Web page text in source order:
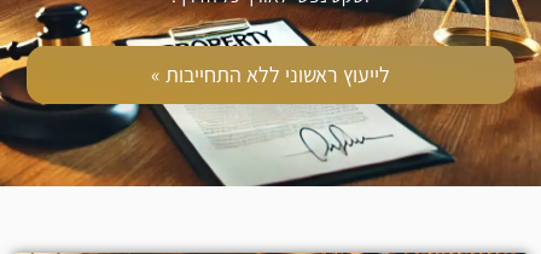
לייעוץ ראשוני ללא התחייבות »